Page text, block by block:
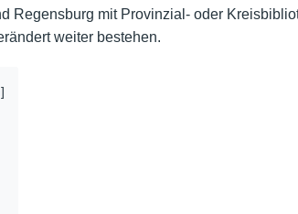
Regensburg mit Provinzial- oder
weiter bestehen.